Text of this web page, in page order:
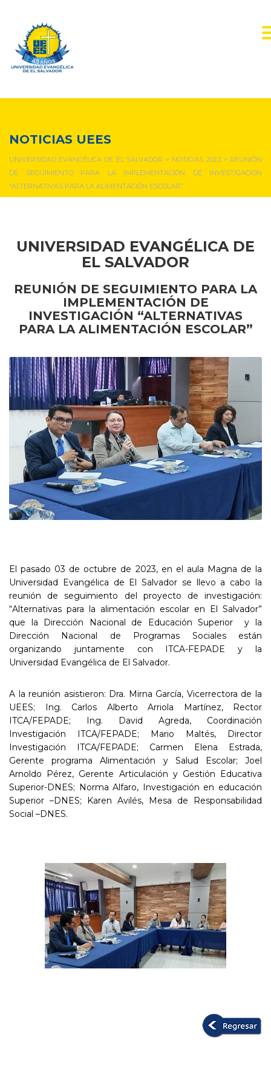
NOTICIAS UEES
UNIVERSIDAD EVANGÉLICA DE EL SALVADOR > NOTICIAS 2023> REUNIÓN
DE SEGUIMIENTO PARA LA IMPLEMENTACIÓN DE INVESTIGACIÓN
“ALTERNATIVAS PARA LA ALIMENTACIÓN ESCOLAR”
UNIVERSIDAD EVANGÉLICA DE
EL SALVADOR
REUNIÓN DE SEGUIMIENTO PARA LA
IMPLEMENTACIÓN DE
INVESTIGACIÓN “ALTERNATIVAS
PARA LA ALIMENTACIÓN ESCOLAR”
El pasado 03 de octubre de 2023, en el aula Magna de la
Universidad Evangélica de El Salvador se llevo a cabo la
reunión de seguimiento del proyecto de investigación:
“Alternativas para la alimentación escolar en El Salvador”
que la Dirección Nacional de Educación Superior y la
Dirección Nacional de Programas Sociales están
organizando juntamente con ITCA-FEPADE y la
Universidad Evangélica de El Salvador.
A la reunión asistieron: Dra. Mirna García, Vicerrectora de la
UEES; Ing. Carlos Alberto Arriola Martínez, Rector
ITCA/FEPADE; Ing. David Agreda, Coordinación
Investigación ITCA/FEPADE; Mario Maltés, Director
Investigación ITCA/FEPADE; Carmen Elena Estrada,
Gerente programa Alimentación y Salud Escolar; Joel
Arnoldo Pérez, Gerente Articulación y Gestión Educativa
Superior-DNES; Norma Alfaro, Investigación en educación
Superior –DNES; Karen Avilés, Mesa de Responsabilidad
Social –DNES.